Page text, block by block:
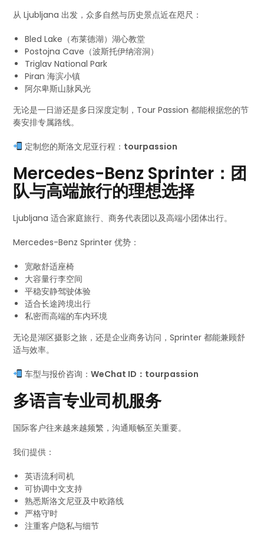
从 Ljubljana 出发，众多自然与历史景点近在咫尺：
Bled Lake（布莱德湖）湖心教堂
Postojna Cave（波斯托伊纳溶洞）
Triglav National Park
Piran 海滨小镇
阿尔卑斯山脉风光
无论是一日游还是多日深度定制，Tour Passion 都能根据您的节
奏安排专属路线。
定制您的斯洛文尼亚行程： tourpassion
Mercedes-Benz Sprinter：团
队与高端旅行的理想选择
Ljubljana 适合家庭旅行、商务代表团以及高端小团体出行。
Mercedes-Benz Sprinter 优势：
宽敞舒适座椅
大容量行李空间
平稳安静驾驶体验
适合长途跨境出行
私密而高端的车内环境
无论是湖区摄影之旅，还是企业商务访问，Sprinter 都能兼顾舒
适与效率。
车型与报价咨询：WeChat ID：tourpassion
多语言专业司机服务
国际客户往来越来越频繁，沟通顺畅至关重要。
我们提供：
英语流利司机
可协调中文支持
熟悉斯洛文尼亚及中欧路线
严格守时
注重客户隐私与细节